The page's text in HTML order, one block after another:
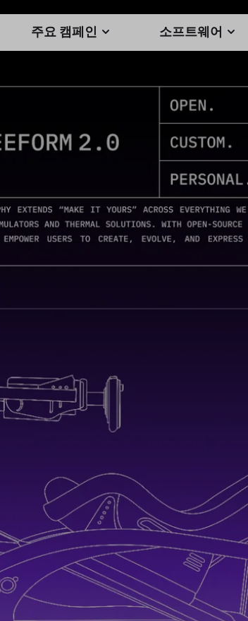
주요 캠페인 소프트웨어